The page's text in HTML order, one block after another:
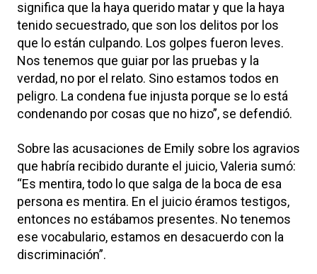
significa que la haya querido matar y que la haya
tenido secuestrado, que son los delitos por los
que lo están culpando. Los golpes fueron leves.
Nos tenemos que guiar por las pruebas y la
verdad, no por el relato. Sino estamos todos en
peligro. La condena fue injusta porque se lo está
condenando por cosas que no hizo”, se defendió.
Sobre las acusaciones de Emily sobre los agravios
que habría recibido durante el juicio, Valeria sumó:
“Es mentira, todo lo que salga de la boca de esa
persona es mentira. En el juicio éramos testigos,
entonces no estábamos presentes. No tenemos
ese vocabulario, estamos en desacuerdo con la
discriminación”.